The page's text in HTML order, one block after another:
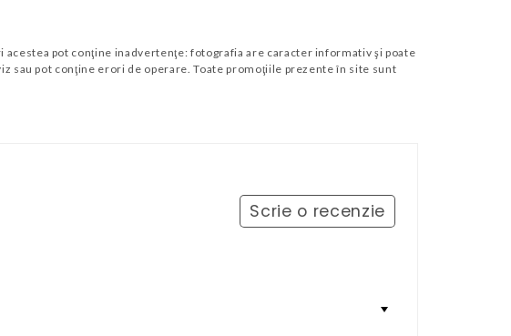
pot conţine inadvertenţe: fotografia are caracter informativ şi poate
sau pot conţine erori de operare. Toate promoţiile prezente în site sunt
Scrie o recenzie